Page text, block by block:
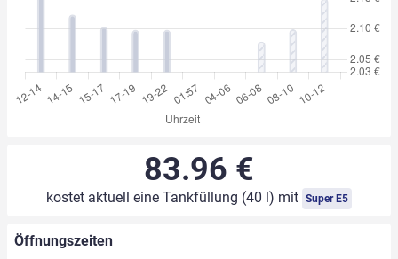
83.96 €
kostet aktuell eine Tankfüllung (40 l) mit Super E5
Öffnungszeiten